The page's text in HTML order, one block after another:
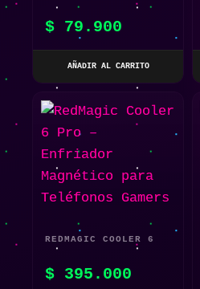
SAMSUNG S20 ULTRA
$ 79.900
AÑADIR AL CARRITO
REDMAGIC COOLER 6
MAGNÉTICO PARA
$ 395.000